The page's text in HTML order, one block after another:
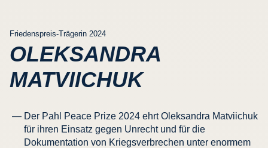
Friedenspreis-Trägerin 2024
OLEKSANDRA
MATVIICHUK
Der Pahl Peace Prize 2024 ehrt Oleksandra Matviichuk
für ihren Einsatz gegen Unrecht und für die
Dokumentation von Kriegsverbrechen unter enormem